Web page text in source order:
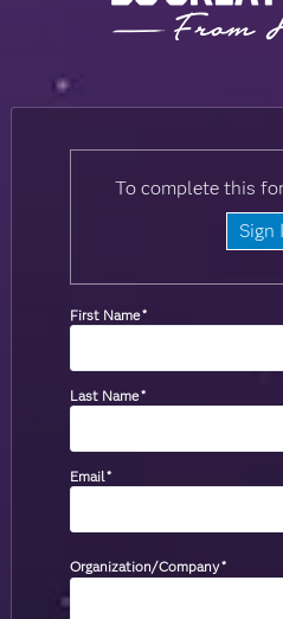
To complete this
Sign
First Name*
Last Name*
Email*
Organization/Company*